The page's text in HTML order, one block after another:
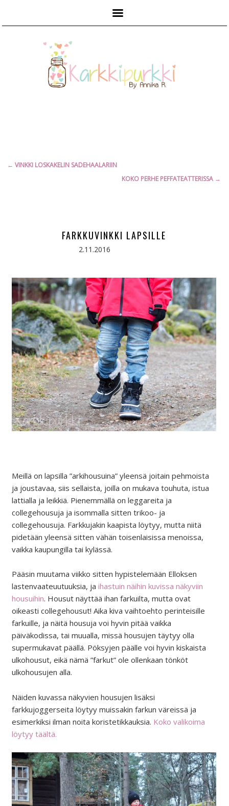
Artikkelien
← VINKKI LOSKAKELIN SADEHAALARIIN
KOKO PERHE PEFFATEATTERISSA →
FARKKUVINKKI LAPSILLE
2.11.2016
Meillä on lapsilla ”arkihousuina” yleensä joitain pehmoista
ja joustavaa, siis sellaista, joilla on mukava touhuta, istua
lattialla ja leikkiä. Pienemmällä on leggareita ja
collegehousuja ja isommalla sitten trikoo- ja
collegehousuja. Farkkujakin kaapista löytyy, mutta niitä
pidetään yleensä sitten vähän toisenlaisissa menoissa,
vaikka kaupungilla tai kylässä.
Pääsin muutama viikko sitten hypistelemään Elloksen
lastenvaateuutuuksia, ja ihastuin näihin kuvissa näkyviin
housuihin. Housut näyttää ihan farkuilta, mutta ovat
oikeasti collegehousut! Aika kiva vaihtoehto perinteisille
farkuille, ja näitä housuja voi hyvin pitää vaikka
päiväkodissa, tai muualla, missä housujen täytyy olla
supermukavat päällä. Pöksyjen päälle voi hyvin kiskaista
ulkohousut, eikä nämä ”farkut” ole ollenkaan tönköt
ulkohousujen alla.
Näiden kuvassa näkyvien housujen lisäksi
farkkujoggerseita löytyy muissakin farkun väreissä ja
esimerkiksi ilman noita koristetikkauksia. Koko valikoima
löytyy täältä.